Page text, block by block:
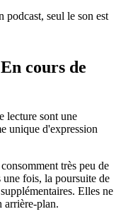
podcast, seul le son est
cours de
lecture sont une
unique d'expression
très peu de
une fois, la poursuite de
Elles ne
arrière-plan.